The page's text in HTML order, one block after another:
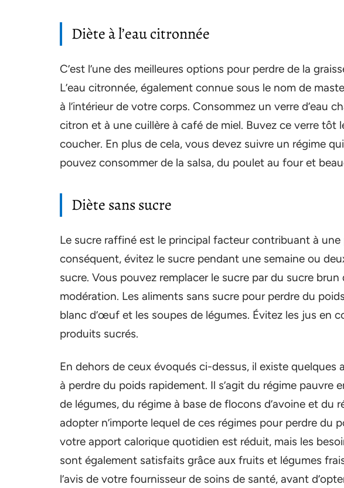
Diète à l’eau citronnée
C’est l’une des meilleures options pour perdre de la
L’eau citronnée, également connue sous le nom de
à l’intérieur de votre corps. Consommez un verre d’eau
citron et à une cuillère à café de miel. Buvez ce verre tôt
coucher. En plus de cela, vous devez suivre un régime
pouvez consommer de la salsa, du poulet au four et
Diète sans sucre
Le sucre raffiné est le principal facteur contribuant à une
conséquent, évitez le sucre pendant une semaine ou
sucre. Vous pouvez remplacer le sucre par du sucre
modération. Les aliments sans sucre pour perdre du
blanc d’œuf et les soupes de légumes. Évitez les jus en
produits sucrés.
En dehors de ceux évoqués ci-dessus, il existe
à perdre du poids rapidement. Il s’agit du régime pauvre
de légumes, du régime à base de flocons d’avoine et du
adopter n’importe lequel de ces régimes pour perdre du
votre apport calorique quotidien est réduit, mais les
sont également satisfaits grâce aux fruits et légumes
l’avis de votre fournisseur de soins de santé, avant